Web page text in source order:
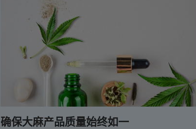
确保大麻产品质量始终如一